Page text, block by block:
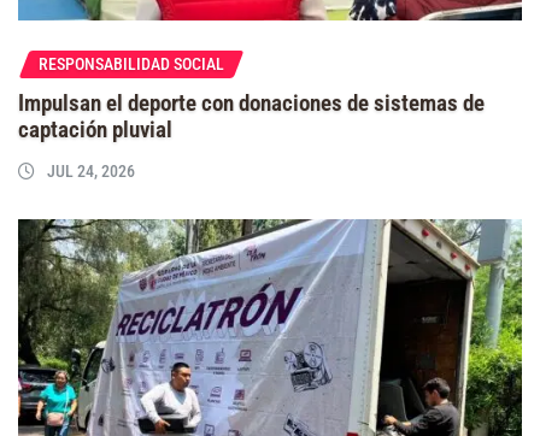
RESPONSABILIDAD SOCIAL
Impulsan el deporte con donaciones de sistemas de
captación pluvial
JUL 24, 2026